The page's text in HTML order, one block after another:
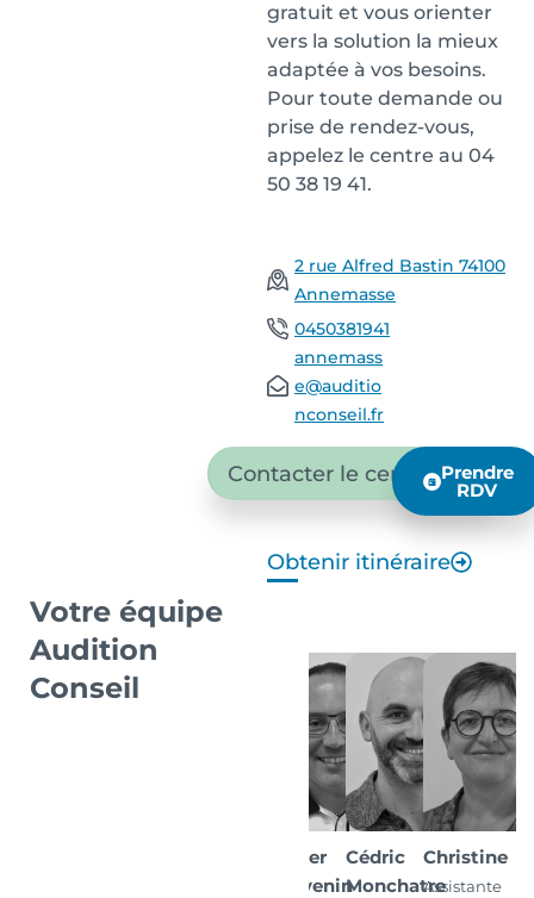
gratuit et vous orienter
vers la solution la mieux
adaptée à vos besoins.
Pour toute demande ou
prise de rendez-vous,
appelez le centre au 04
50 38 19 41.
2 rue Alfred Bastin 74100
Annemasse
0450381941
annemass
e@auditio
nconseil.fr
Contacter le centre Prendre
RDV
Obtenir itinéraire
Votre équipe
Audition
Conseil
Xavier
Thevenin
Cédric
Monchatre
Christine
Assistante